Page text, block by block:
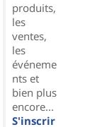
produits,
les
ventes,
les
événeme
nts et
bien plus
encore...
S'inscrir